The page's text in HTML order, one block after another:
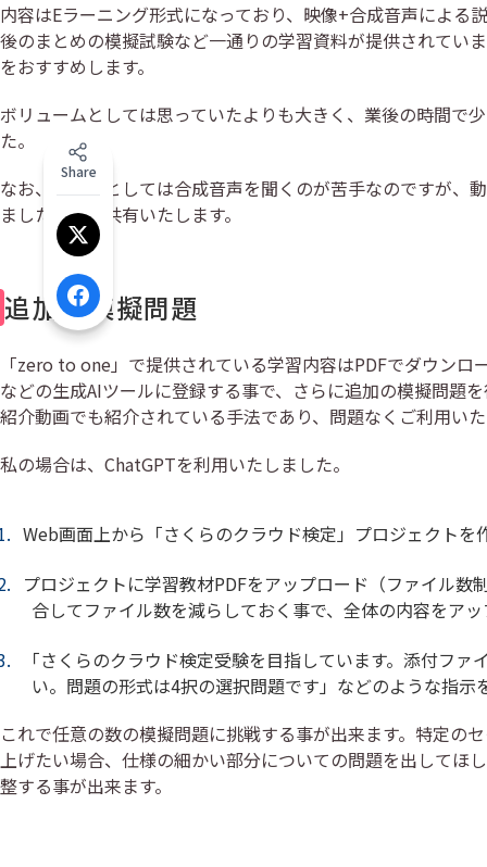
内容はEラーニング形式になっており、映像+合成音声によ
後のまとめの模擬試験など一通りの学習資料が提供されてい
をおすすめします。
ボリュームとしては思っていたよりも大きく、業後の時間で
た。
なお、私個人としては合成音声を聞くのが苦手なのですが、
ましたことを共有いたします。
追加の模擬問題
「zero to one」で提供されている学習内容はPDFでダウン
などの生成AIツールに登録する事で、さらに追加の模擬問題
紹介動画でも紹介されている手法であり、問題なくご利用い
私の場合は、ChatGPTを利用いたしました。
Web画面上から「さくらのクラウド検定」プロジェクトを
プロジェクトに学習教材PDFをアップロード（ファイル
合してファイル数を減らしておく事で、全体の内容をア
「さくらのクラウド検定受験を目指しています。添付フ
い。問題の形式は4択の選択問題です」などのような指示
これで任意の数の模擬問題に挑戦する事が出来ます。特定の
上げたい場合、仕様の細かい部分についての問題を出して
整する事が出来ます。
Share
Xでシェア
Facebookでシェア